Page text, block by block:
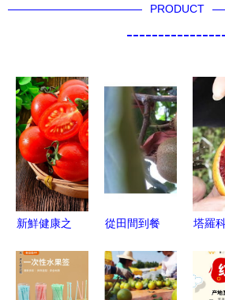
PRODUCT
新鮮健康之
瓜、小番茄
與圣女果的
從田間到餐
鮮果批發產
業鏈的深度
塔羅
析
供，